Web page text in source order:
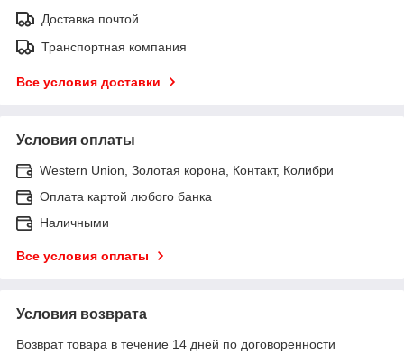
Доставка почтой
Транспортная компания
Все условия доставки
Условия оплаты
Western Union, Золотая корона, Контакт, Колибри
Оплата картой любого банка
Наличными
Все условия оплаты
Условия возврата
Возврат товара в течение 14 дней по договоренности